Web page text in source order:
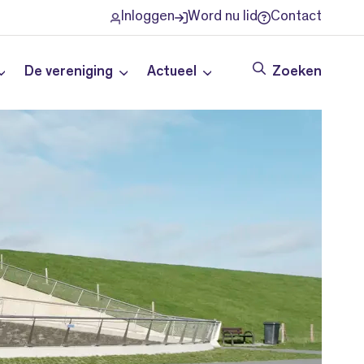
Inloggen Word nu lid Contact
De vereniging Actueel Zoeken